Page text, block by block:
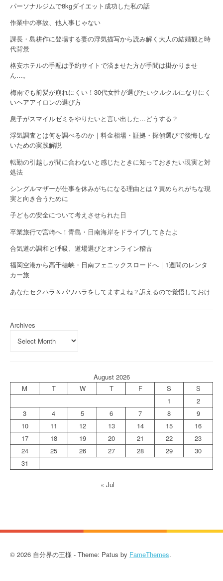
パーソナルジムで8kgダイエット成功した私の話
作業中の事故、他人事じゃない
課長・島耕作に登場する妻の浮気描写から読み解く大人の結婚観と時
代背景
格安ホテルの手配は予約サイトで済ませた方が手間は掛かりませ
ん…。
梅雨でも前髪が崩れにくい！30代女性が選びたいクルクルになりにく
いヘアアイロンの選び方
息子がスマイルゼミをやりたいと言い出した…どうする？
浮気調査とは何を調べるのか｜料金相場・証拠・探偵選びで後悔しな
いための実践解説
転勤の引越しが間に合わないと感じたときに知っておきたい現実と対
処法
シングルマザーが仕事を休みがちになる理由とは？責められがちな現
実と向き合うために
子どもの安全について考えさせられた日
卒業旅行で宮崎へ！青島・日南海岸をドライブしてきたよ
合気道の調和と呼吸、道場選びとオンライン稽古
福岡空港から高千穂峡・日南フェニックスロードへ｜1週間のレンタ
カー旅
あなたセクハラ＆パワハラをしてますよね？訴えるので覚悟しておけ
Archives
August 2026
M
T W T F S
S
1
2
3
4 5 6 7 8
9
10
11 12 13 14 15
16
17
18 19 20 21 22
23
24
25 26 27 28 29
30
31
« Jul
© 2026 自分界の王様 - Theme: Patus by FameThemes.